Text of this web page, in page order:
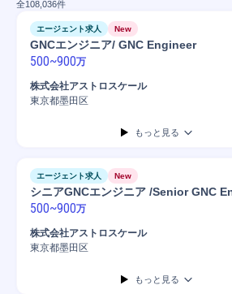
全108,036件
エージェント求人 New
GNCエンジニア/ GNC Engineer
500~900万
株式会社アストロスケール
東京都墨田区
もっと見る
エージェント求人 New
シニアGNCエンジニア /Senior GNC
500~900万
株式会社アストロスケール
東京都墨田区
もっと見る